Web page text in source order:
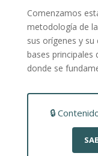
Comenzamos
metodología de
sus orígenes y
bases principales
donde se
🔒